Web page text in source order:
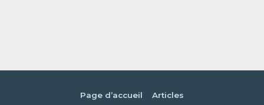
Page d’accueil
Articles